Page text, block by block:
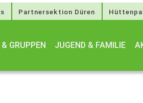
Partnersektion Düren
GRUPPEN JUGEND & FAMILIE